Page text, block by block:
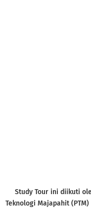
Study Tour ini diikuti
Teknologi Majapahit